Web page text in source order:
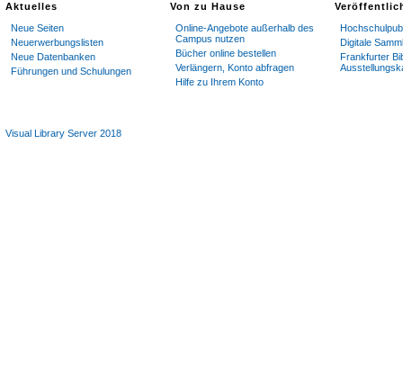
Aktuelles
Neue Seiten
Neuerwerbungslisten
Neue Datenbanken
Führungen und Schulungen
Von zu Hause
Online-Angebote außerhalb des
Campus nutzen
Bücher online bestellen
Verlängern, Konto abfragen
Hilfe zu Ihrem Konto
Digitale
Frankfurter
Visual Library Server 2018